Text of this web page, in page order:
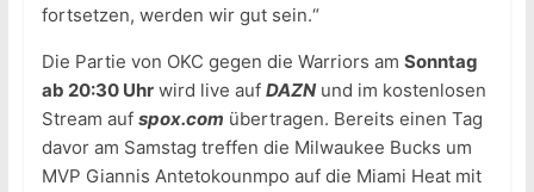
fortsetzen, werden wir gut sein.“
Die Partie von OKC gegen die Warriors am Sonntag
ab 20:30 Uhrwird live auf DAZNund im kostenlosen
Stream auf spox.com übertragen. Bereits einen Tag
davor am Samstag treffen die Milwaukee Bucks um
MVP Giannis Antetokounmpo auf die Miami Heat mit